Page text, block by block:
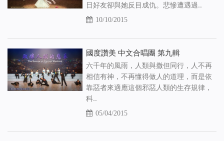
日好­友卻與她反目成仇。悲慘遭遇過..
10/10/2015
國度讚美 中文合唱團 第九輯
六千年的風雨，人類與撒但同行，人不再
相信有神，不再懂得做人的道理，而是依
靠惡者來適應這個邪惡人類的生存規律，
科..
05/04/2015